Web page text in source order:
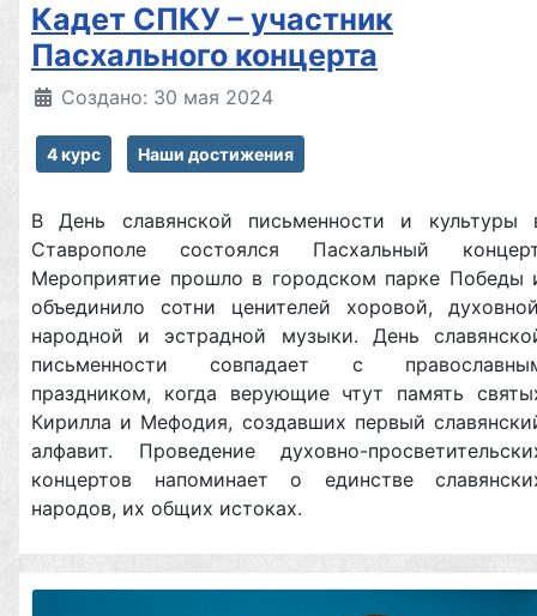
Кадет СПКУ – участник
Пасхального концерта
Создано: 30 мая 2024
4 курс Наши достижения
В День славянской письменности и культуры
Ставрополе состоялся Пасхальный
Мероприятие прошло в городском парке Победы
объединило сотни ценителей хоровой,
народной и эстрадной музыки. День
письменности совпадает с
праздником, когда верующие чтут память
Кирилла и Мефодия, создавших первый
алфавит. Проведение духовно-
концертов напоминает о единстве
народов, их общих истоках.